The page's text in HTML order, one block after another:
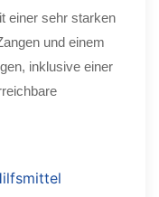
einer sehr starken
und einem
inklusive einer